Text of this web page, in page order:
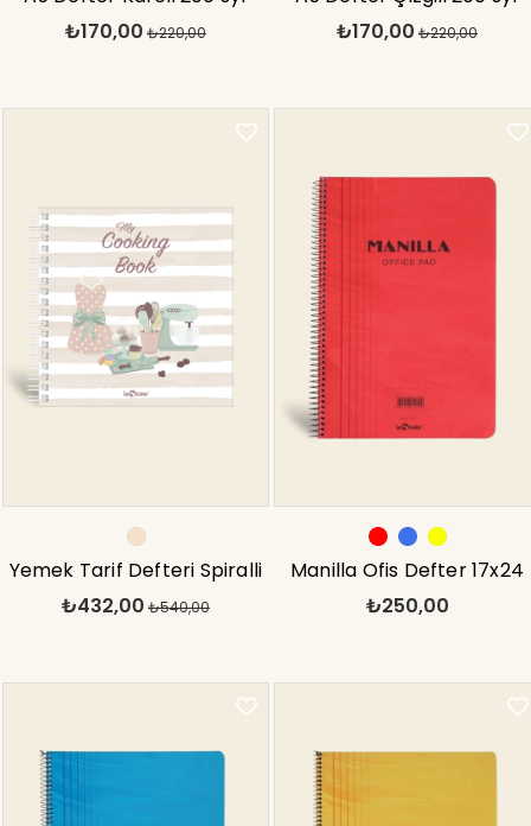
Köpek Polygonal
₺170,00 ₺220,00
Kask Polygonal
₺170,00 ₺220,00
Yemek Tarif Defteri Spiralli
Renkli Ayraçlı
₺432,00 ₺540,00
Manilla Ofis Defter 17x24
Çizgili Kırmızı
₺250,00